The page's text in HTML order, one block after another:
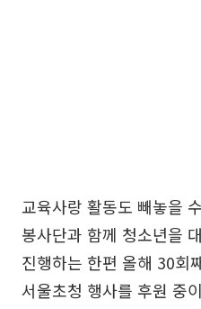
교육사랑 활동도 빼놓을
봉사단과 함께 청소년을
진행하는 한편 올해 30회
서울초청 행사를 후원 중